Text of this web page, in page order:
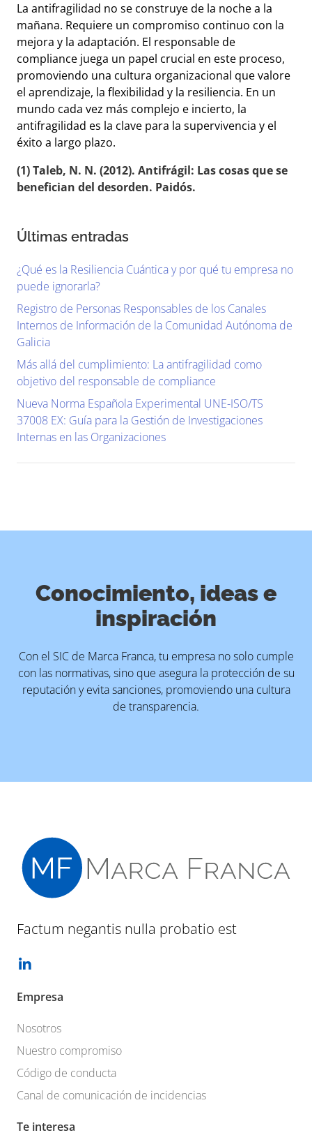
Últimas entradas
¿Qué es la Resiliencia Cuántica y por qué tu empresa no
puede ignorarla?
Registro de Personas Responsables de los Canales
Internos de Información de la Comunidad Autónoma de
Galicia
Más allá del cumplimiento: La antifragilidad como
objetivo del responsable de compliance
Nueva Norma Española Experimental UNE-ISO/TS
37008 EX: Guía para la Gestión de Investigaciones
Internas en las Organizaciones
La antifragilidad no se construye de la noche a la
mañana. Requiere un compromiso continuo con la
mejora y la adaptación. El responsable de
compliance juega un papel crucial en este proceso,
promoviendo una cultura organizacional que valore
el aprendizaje, la flexibilidad y la resiliencia. En un
mundo cada vez más complejo e incierto, la
antifragilidad es la clave para la supervivencia y el
éxito a largo plazo.
(1) Taleb, N. N. (2012). Antifrágil: Las cosas que se
benefician del desorden. Paidós.
Conocimiento, ideas e
inspiración
Con el SIC de Marca Franca, tu empresa no solo cumple
con las normativas, sino que asegura la protección de su
reputación y evita sanciones, promoviendo una cultura
de transparencia.
Factum negantis nulla probatio est
Empresa
Nosotros
Nuestro compromiso
Código de conducta
Canal de comunicación de incidencias
Te interesa